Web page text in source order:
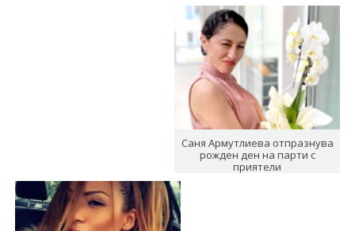
Саня Армутлиева отпразнува
рожден ден на парти с
приятели